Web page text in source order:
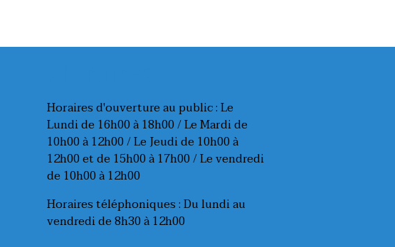
Horaires d'ouverture au public : Le
Lundi de 16h00 à 18h00 / Le Mardi de
10h00 à 12h00 / Le Jeudi de 10h00 à
12h00 et de 15h00 à 17h00 / Le vendredi
de 10h00 à 12h00
Horaires téléphoniques : Du lundi au
vendredi de 8h30 à 12h00